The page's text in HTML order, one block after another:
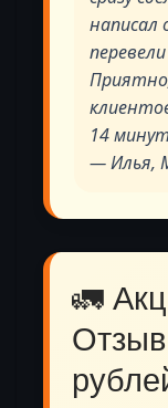
написал
14
— Илья,
🚛